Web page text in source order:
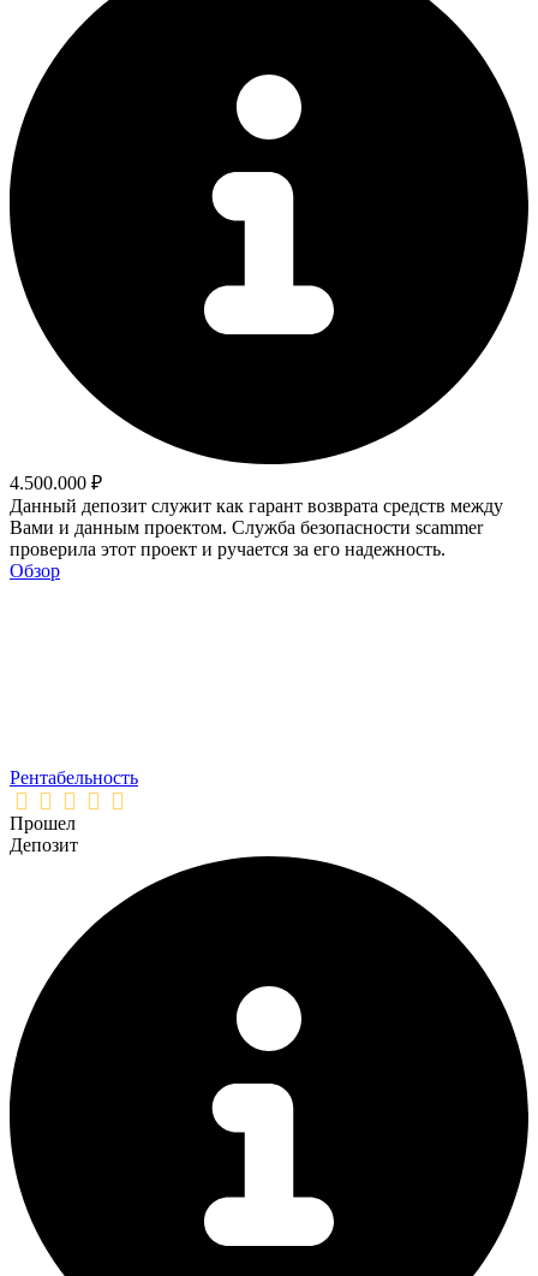
4.500.000 ₽
Данный депозит служит как гарант возврата средств между
Вами и данным проектом. Служба безопасности scammer
проверила этот проект и ручается за его надежность.
Обзор
Рентабельность
Прошел
Депозит